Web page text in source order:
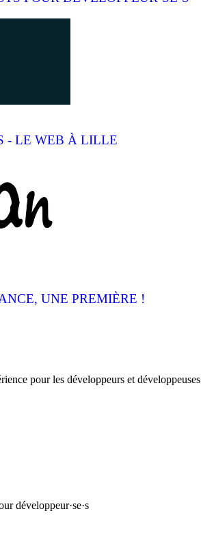
- LE WEB À LILLE
UNE PREMIÈRE !
pour les développeurs et développeuses
développeur·se·s